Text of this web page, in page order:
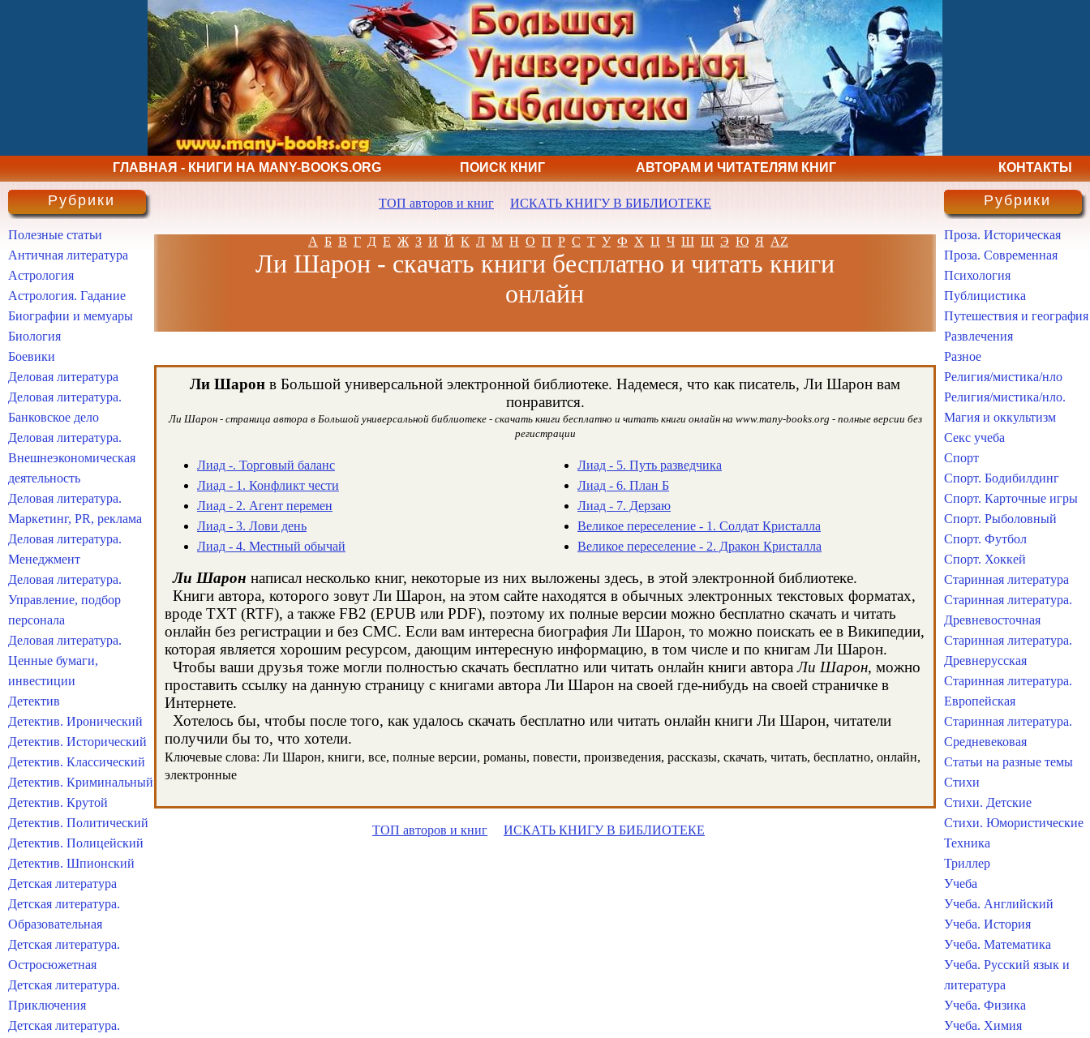
ГЛАВНАЯ - КНИГИ НА MANY-BOOKS.ORG ПОИСК КНИГ АВТОРАМ И ЧИТАТЕЛЯМ КНИГ КОНТАКТЫ
ТОП авторов и книг ИСКАТЬ КНИГУ В БИБЛИОТЕКЕ
А Б В Г Д Е Ж З И Й К Л М Н О П Р С Т У Ф Х Ц Ч Ш Щ Э Ю Я AZ
Ли Шарон - скачать книги бесплатно и читать книги
онлайн
Ли Шарон в Большой универсальной электронной библиотеке. Надемеся, что как писатель, Ли Шарон вам
понравится.
Ли Шарон - страница автора в Большой универсальной библиотеке - скачать книги бесплатно и читать книги онлайн на www.many-books.org - полные версии без
регистрации
Лиад -. Торговый баланс
Лиад - 1. Конфликт чести
Лиад - 2. Агент перемен
Лиад - 3. Лови день
Лиад - 4. Местный обычай
Лиад - 5. Путь разведчика
Лиад - 6. План Б
Лиад - 7. Дерзаю
Великое переселение - 1. Солдат Кристалла
Великое переселение - 2. Дракон Кристалла
Ли Шарон написал несколько книг, некоторые из них выложены здесь, в этой электронной библиотеке.
Книги автора, которого зовут Ли Шарон, на этом сайте находятся в обычных электронных текстовых форматах,
вроде TXT (RTF), а также FB2 (EPUB или PDF), поэтому их полные версии можно бесплатно скачать и читать
онлайн без регистрации и без СМС. Если вам интересна биография Ли Шарон, то можно поискать ее в Википедии,
которая является хорошим ресурсом, дающим интересную информацию, в том числе и по книгам Ли Шарон.
Чтобы ваши друзья тоже могли полностью скачать бесплатно или читать онлайн книги автораЛи Шарон, можно
проставить ссылку на данную страницу с книгами автора Ли Шарон на своей где-нибудь на своей страничке в
Интернете.
Хотелось бы, чтобы после того, как удалось скачать бесплатно или читать онлайн книги Ли Шарон, читатели
получили бы то, что хотели.
Ключевые слова: Ли Шарон, книги, все, полные версии, романы, повести, произведения, рассказы, скачать, читать, бесплатно, онлайн,
электронные
ТОП авторов и книг ИСКАТЬ КНИГУ В БИБЛИОТЕКЕ
Рубрики
Полезные статьи
Античная литература
Астрология
Астрология. Гадание
Биографии и мемуары
Биология
Боевики
Деловая литература
Деловая литература.
Банковское дело
Деловая литература.
Внешнеэкономическая
деятельность
Деловая литература.
Маркетинг, PR, реклама
Деловая литература.
Менеджмент
Деловая литература.
Управление, подбор
персонала
Деловая литература.
Ценные бумаги,
инвестиции
Детектив
Детектив. Иронический
Детектив. Исторический
Детектив. Классический
Детектив. Криминальный
Детектив. Крутой
Детектив. Политический
Детектив. Полицейский
Детектив. Шпионский
Детская литература
Детская литература.
Образовательная
Детская литература.
Остросюжетная
Детская литература.
Приключения
Детская литература.
Рубрики
Проза. Историческая
Проза. Современная
Психология
Публицистика
Путешествия и география
Развлечения
Разное
Религия/мистика/нло
Религия/мистика/нло.
Магия и оккультизм
Секс учеба
Спорт
Спорт. Бодибилдинг
Спорт. Карточные игры
Спорт. Рыболовный
Спорт. Футбол
Спорт. Хоккей
Старинная литература
Старинная литература.
Древневосточная
Старинная литература.
Древнерусская
Старинная литература.
Европейская
Старинная литература.
Средневековая
Статьи на разные темы
Стихи
Стихи. Детские
Стихи. Юмористические
Техника
Триллер
Учеба
Учеба. Английский
Учеба. История
Учеба. Математика
Учеба. Русский язык и
литература
Учеба. Физика
Учеба. Химия